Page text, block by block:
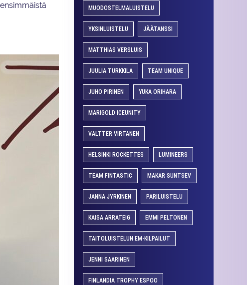
MUODOSTELMALUISTELU
YKSINLUISTELU JÄÄTANSSI
MATTHIAS VERSLUIS
JUULIA TURKKILA TEAM UNIQUE
JUHO PIRINEN YUKA ORIHARA
MARIGOLD ICEUNITY
VALTTER VIRTANEN
HELSINKI ROCKETTES LUMINEERS
TEAM FINTASTIC MAKAR SUNTSEV
JANNA JYRKINEN PARILUISTELU
KAISA ARRATEIG EMMI PELTONEN
TAITOLUISTELUN EM-KILPAILUT
JENNI SAARINEN
FINLANDIA TROPHY ESPOO